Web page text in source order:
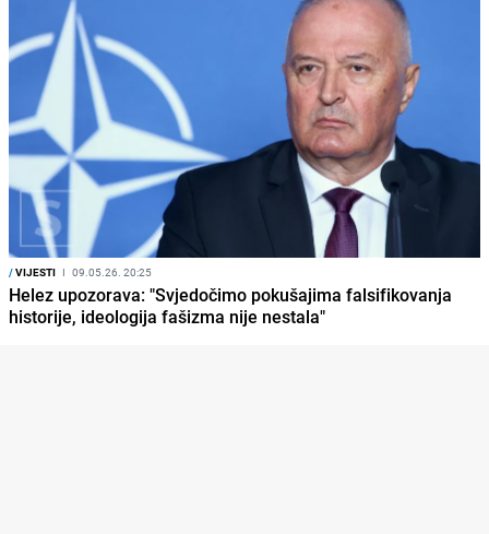
/VIJESTI I 09.05.26. 20:25
Helez upozorava: "Svjedočimo pokušajima falsifikovanja
historije, ideologija fašizma nije nestala"